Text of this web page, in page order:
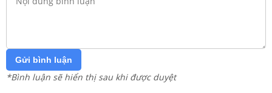
Gửi bình luận
*Bình luận sẽ hiển thị sau khi được duyệt